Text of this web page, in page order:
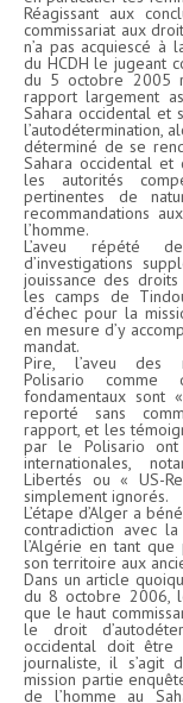
Réagissant aux
commissariat aux
n’a pas acquiescé
du HCDH le jugeant
du 5 octobre 2005
rapport largement
Sahara occidental et
l’autodétermination,
déterminé de se
Sahara occidental
les autorités
pertinentes de
recommandations
l’homme.
L’aveu répété de
d’investigations
jouissance des
les camps de
d’échec pour la
en mesure d’y
mandat.
Pire, l’aveu des
Polisario
fondamentaux sont
reporté sans
rapport, et les
par le Polisario ont
internationales,
Libertés ou « US-
simplement ignorés.
L’étape d’Alger a
contradiction avec la
l’Algérie en tant
son territoire aux
Dans un article
du 8 octobre 2006,
que le haut
le droit
occidental doit
journaliste, il s’agit
mission partie
de l’homme au